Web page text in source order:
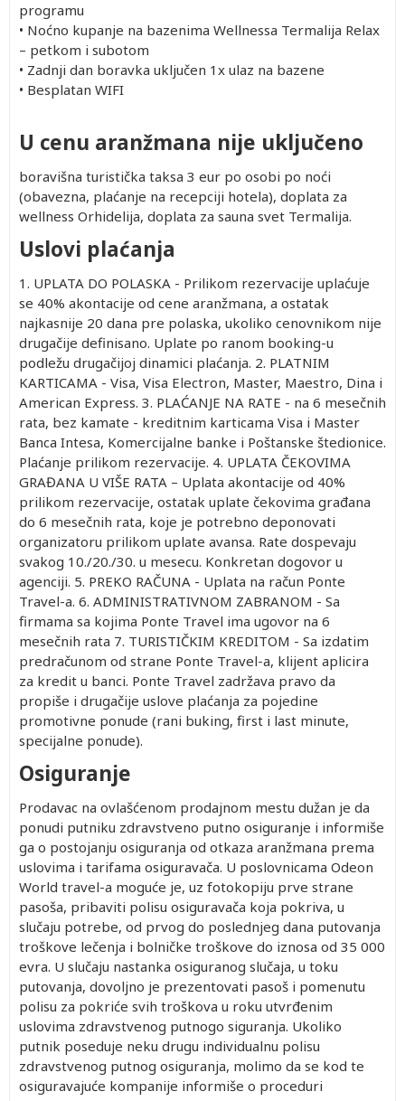
programu
• Noćno kupanje na bazenima Wellnessa Termalija Relax
– petkom i subotom
• Zadnji dan boravka uključen 1x ulaz na bazene
• Besplatan WIFI
U cenu aranžmana nije uključeno
boravišna turistička taksa 3 eur po osobi po noći
(obavezna, plaćanje na recepciji hotela), doplata za
wellness Orhidelija, doplata za sauna svet Termalija.
Uslovi plaćanja
1. UPLATA DO POLASKA - Prilikom rezervacije uplaćuje
se 40% akontacije od cene aranžmana, a ostatak
najkasnije 20 dana pre polaska, ukoliko cenovnikom nije
drugačije definisano. Uplate po ranom booking-u
podležu drugačijoj dinamici plaćanja. 2. PLATNIM
KARTICAMA - Visa, Visa Electron, Master, Maestro, Dina i
American Express. 3. PLAĆANJE NA RATE - na 6 mesečnih
rata, bez kamate - kreditnim karticama Visa i Master
Banca Intesa, Komercijalne banke i Poštanske štedionice.
Plaćanje prilikom rezervacije. 4. UPLATA ČEKOVIMA
GRAĐANA U VIŠE RATA – Uplata akontacije od 40%
prilikom rezervacije, ostatak uplate čekovima građana
do 6 mesečnih rata, koje je potrebno deponovati
organizatoru prilikom uplate avansa. Rate dospevaju
svakog 10./20./30. u mesecu. Konkretan dogovor u
agenciji. 5. PREKO RAČUNA - Uplata na račun Ponte
Travel-a. 6. ADMINISTRATIVNOM ZABRANOM - Sa
firmama sa kojima Ponte Travel ima ugovor na 6
mesečnih rata 7. TURISTIČKIM KREDITOM - Sa izdatim
predračunom od strane Ponte Travel-a, klijent aplicira
za kredit u banci. Ponte Travel zadržava pravo da
propiše i drugačije uslove plaćanja za pojedine
promotivne ponude (rani buking, first i last minute,
specijalne ponude).
Osiguranje
Prodavac na ovlašćenom prodajnom mestu dužan je da
ponudi putniku zdravstveno putno osiguranje i informiše
ga o postojanju osiguranja od otkaza aranžmana prema
uslovima i tarifama osiguravača. U poslovnicama Odeon
World travel-a moguće je, uz fotokopiju prve strane
pasoša, pribaviti polisu osiguravača koja pokriva, u
slučaju potrebe, od prvog do poslednjeg dana putovanja
troškove lečenja i bolničke troškove do iznosa od 35 000
evra. U slučaju nastanka osiguranog slučaja, u toku
putovanja, dovoljno je prezentovati pasoš i pomenutu
polisu za pokriće svih troškova u roku utvrđenim
uslovima zdravstvenog putnogo siguranja. Ukoliko
putnik poseduje neku drugu individualnu polisu
zdravstvenog putnog osiguranja, molimo da se kod te
osiguravajuće kompanije informiše o proceduri